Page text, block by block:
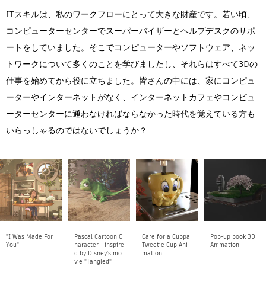
ITスキルは、私のワークフローにとって大きな財産です。若い頃、
コンピューターセンターでスーパーバイザーとヘルプデスクのサポ
ートをしていました。そこでコンピューターやソフトウェア、ネッ
トワークについて多くのことを学びましたし、それらはすべて3Dの
仕事を始めてから役に立ちました。皆さんの中には、家にコンピュ
ーターやインターネットがなく、インターネットカフェやコンピュ
ーターセンターに通わなければならなかった時代を覚えている方も
いらっしゃるのではないでしょうか？
"I Was Made For
You"
Pascal Cartoon C
haracter - inspire
d by Disney's mo
vie "Tangled"
Care for a Cuppa
Tweetie Cup Ani
mation
Pop-up book 3D
Animation